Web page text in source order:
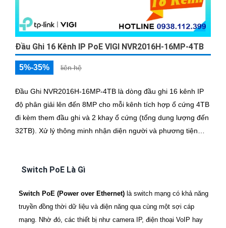
Đầu Ghi 16 Kênh IP PoE VIGI NVR2016H-16MP-4TB
5%-35% liên hệ
Đầu Ghi NVR2016H-16MP-4TB là dòng đầu ghi 16 kênh IP
độ phân giải lên đến 8MP cho mỗi kênh tích hợp ổ cứng 4TB
đi kèm them đầu ghi và 2 khay ổ cứng (tổng dung lượng đến
32TB). Xử lý thông minh nhận diện người và phương tiện
Switch PoE Là Gì
Switch PoE (Power over Ethernet) là switch mạng có khả năng
truyền đồng thời dữ liệu và điện năng qua cùng một sợi cáp
mạng. Nhờ đó, các thiết bị như camera IP, điện thoại VoIP hay